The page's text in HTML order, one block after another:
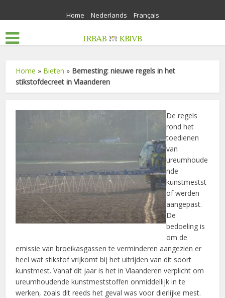
Home Nederlands Français
Home » Bieten » Bemesting: nieuwe regels in het
stikstofdecreet in Vlaanderen
De regels
rond het
toedienen
van
ureumhoude
nde
kunstmestst
of werden
aangepast.
De
bedoeling is
om de
emissie van broeikasgassen te verminderen aangezien er
heel wat stikstof vrijkomt bij het uitrijden van dit soort
kunstmest. Vanaf dit jaar is het in Vlaanderen verplicht om
ureumhoudende kunstmeststoffen onmiddellijk in te
werken, zoals dit reeds het geval was voor dierlijke mest.